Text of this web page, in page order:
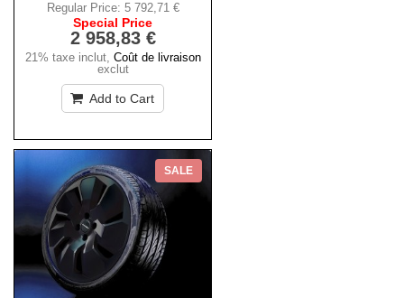
Regular Price: 5 792,71 €
Special Price
2 958,83 €
21% taxe inclut, Coût de livraison
exclut
Add to Cart
SALE